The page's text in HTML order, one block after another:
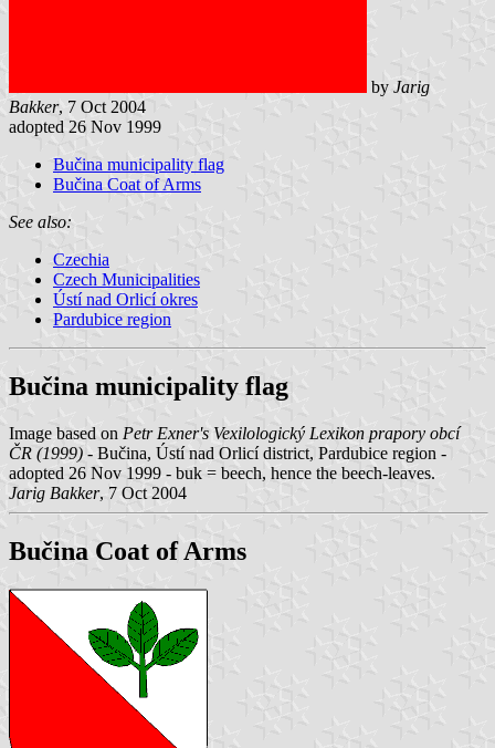
by Jarig
Bakker, 7 Oct 2004
adopted 26 Nov 1999
Bučina municipality flag
Bučina Coat of Arms
See also:
Czechia
Czech Municipalities
Ústí nad Orlicí okres
Pardubice region
Bučina municipality flag
Image based on Petr Exner's Vexilologický Lexikon prapory obcí
ČR (1999) - Bučina, Ústí nad Orlicí district, Pardubice region -
adopted 26 Nov 1999 - buk = beech, hence the beech-leaves.
Jarig Bakker, 7 Oct 2004
Bučina Coat of Arms